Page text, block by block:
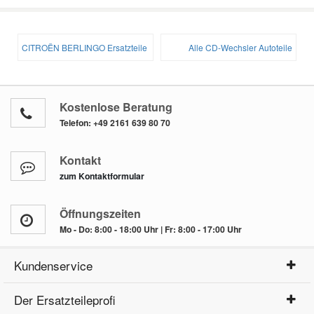
CITROËN BERLINGO Ersatzteile Alle CD-Wechsler Autoteile
Kostenlose Beratung
Telefon: +49 2161 639 80 70
Kontakt
zum Kontaktformular
Öffnungszeiten
Mo - Do: 8:00 - 18:00 Uhr | Fr: 8:00 - 17:00 Uhr
Kundenservice
Der Ersatzteileprofi
Winter-Autozubehör
Dodge Ersatzteile
Hyundai Ersatzteile
Jeep Ersatzteile
Kia Ersatzteile
Lancia Ersatzteile